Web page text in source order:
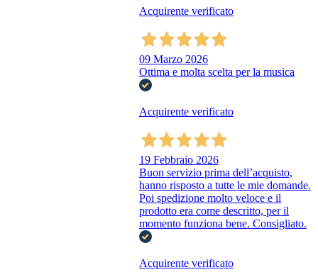
Acquirente verificato
09 Marzo 2026
Ottima e molta scelta per la musica
Acquirente verificato
19 Febbraio 2026
Buon servizio prima dell’acquisto,
hanno risposto a tutte le mie domande.
Poi spedizione molto veloce e il
prodotto era come descritto, per il
momento funziona bene. Consigliato.
Acquirente verificato